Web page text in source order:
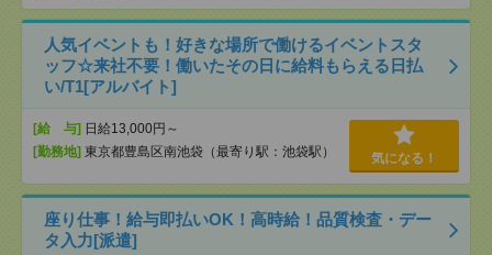
人気イベントも！好きな場所で働けるイベントスタ
ッフ☆来社不要！働いたその日に給料もらえる日払
い/T1[アルバイト]
[給 与] 日給13,000円～
[勤務地] 東京都豊島区南池袋（最寄り駅：池袋駅） 気になる！
座り仕事！給与即払いOK！高時給！品質検査・デー
タ入力[派遣]